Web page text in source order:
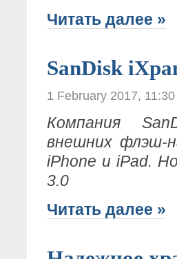
Читать далее »
SanDisk
1 February 2017,
Компания
внешних флэш-
iPhone и iPad.
3.0
Читать далее »